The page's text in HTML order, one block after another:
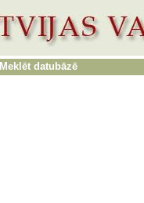
Meklēt datubāzē